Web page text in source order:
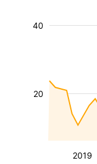
2019
20
40